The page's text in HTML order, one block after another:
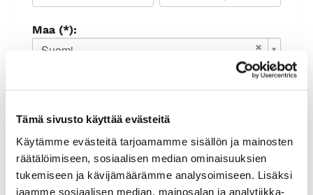
Tämä sivusto käyttää evästeitä
Käytämme evästeitä tarjoamamme sisällön ja mainosten
räätälöimiseen, sosiaalisen median ominaisuuksien
tukemiseen ja kävijämäärämme analysoimiseen. Lisäksi
jaamme sosiaalisen median, mainosalan ja analytiikka-
Maa (*):
Suomi
Rekisteröidy
uutiskirjeen
Olen lukenut tietosuojaselosteen ja
hyväksyn henkilötietojeni käsittelyn (*)
(*) Tieto on pakollinen